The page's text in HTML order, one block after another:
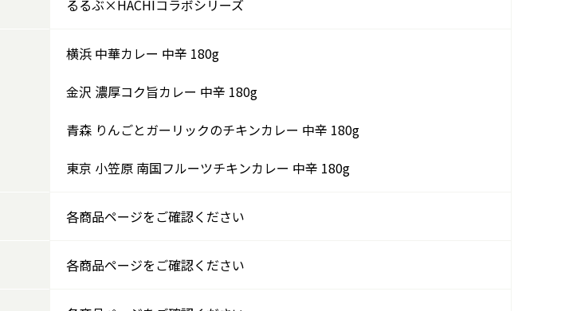
るるぶ×HACHIコラボシリーズ
横浜 中華カレー 中辛 180g
金沢 濃厚コク旨カレー 中辛 180g
青森 りんごとガーリックのチキンカレー 中辛 180g
東京 小笠原 南国フルーツチキンカレー 中辛 180g
各商品ページをご確認ください
各商品ページをご確認ください